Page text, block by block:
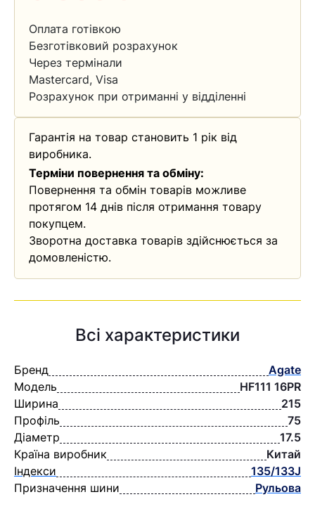
Оплата готівкою
Безготівковий розрахунок
Через термінали
Mastercard, Visa
Розрахунок при отриманні у відділенні
Гарантія на товар становить 1 рік від
виробника.
Терміни повернення та обміну:
Повернення та обмін товарів можливе
протягом 14 днів після отримання товару
покупцем.
Зворотна доставка товарів здійснюється за
домовленістю.
Всі характеристики
Бренд
Agate
Модель
HF111 16PR
Ширина
215
Профіль
75
Діаметр
17.5
Країна виробник
Китай
Індекси
135/133J
Призначення шини
Рульова